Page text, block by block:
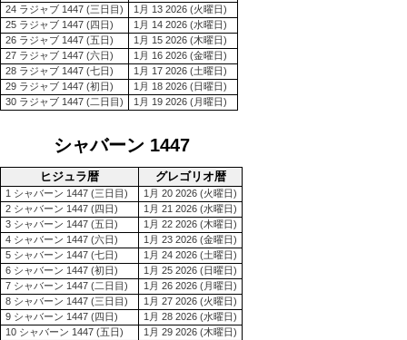
24 ラジャブ 1447 (三日目)
1月 13 2026 (火曜日)
25 ラジャブ 1447 (四日)
1月 14 2026 (水曜日)
26 ラジャブ 1447 (五日)
1月 15 2026 (木曜日)
27 ラジャブ 1447 (六日)
1月 16 2026 (金曜日)
28 ラジャブ 1447 (七日)
1月 17 2026 (土曜日)
29 ラジャブ 1447 (初日)
1月 18 2026 (日曜日)
30 ラジャブ 1447 (二日目)
1月 19 2026 (月曜日)
シャバーン 1447
ヒジュラ暦 グレゴリオ暦
1 シャバーン 1447 (三日目)
1月 20 2026 (火曜日)
2 シャバーン 1447 (四日)
1月 21 2026 (水曜日)
3 シャバーン 1447 (五日)
1月 22 2026 (木曜日)
4 シャバーン 1447 (六日)
1月 23 2026 (金曜日)
5 シャバーン 1447 (七日)
1月 24 2026 (土曜日)
6 シャバーン 1447 (初日)
1月 25 2026 (日曜日)
7 シャバーン 1447 (二日目)
1月 26 2026 (月曜日)
8 シャバーン 1447 (三日目)
1月 27 2026 (火曜日)
9 シャバーン 1447 (四日)
1月 28 2026 (水曜日)
10 シャバーン 1447 (五日)
1月 29 2026 (木曜日)